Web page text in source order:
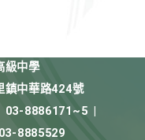
級中學
鎮中華路424號
03-8886171~5
03-8885529